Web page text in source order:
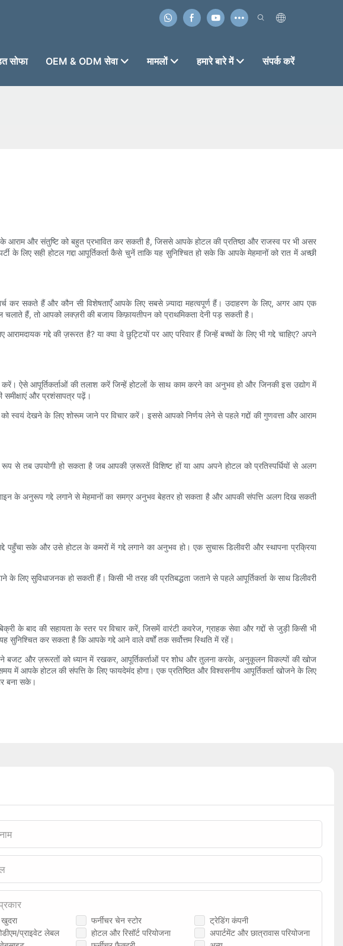
सोफा OEM & ODM सेवा मामलों हमारे बारे में संपर्क करें
के आराम और संतुष्टि को बहुत प्रभावित कर सकती है, जिससे आपके होटल की प्रतिष्ठा और राजस्व पर भी असर
के लिए सही होटल गद्दा आपूर्तिकर्ता कैसे चुनें ताकि यह सुनिश्चित हो सके कि आपके मेहमानों को रात में अच्छी
कर सकते हैं और कौन सी विशेषताएँ आपके लिए सबसे ज़्यादा महत्वपूर्ण हैं। उदाहरण के लिए, अगर आप एक
हैं, तो आपको लक्ज़री की बजाय किफ़ायतीपन को प्राथमिकता देनी पड़ सकती है।
गद्दे की ज़रूरत है? या क्या वे छुट्टियों पर आए परिवार हैं जिन्हें बच्चों के लिए भी गद्दे चाहिए? अपने
आपूर्तिकर्ताओं की तलाश करें जिन्हें होटलों के साथ काम करने का अनुभव हो और जिनकी इस उद्योग में
समीक्षाएं और प्रशंसापत्र पढ़ें।
को स्वयं देखने के लिए शोरूम जाने पर विचार करें। इससे आपको निर्णय लेने से पहले गद्दों की गुणवत्ता और आराम
से तब उपयोगी हो सकता है जब आपकी ज़रूरतें विशिष्ट हों या आप अपने होटल को प्रतिस्पर्धियों से अलग
अनुरूप गद्दे लगाने से मेहमानों का समग्र अनुभव बेहतर हो सकता है और आपकी संपत्ति अलग दिख सकती
पहुँचा सके और उसे होटल के कमरों में गद्दे लगाने का अनुभव हो। एक सुचारू डिलीवरी और स्थापना प्रक्रिया
के लिए सुविधाजनक हो सकती हैं। किसी भी तरह की प्रतिबद्धता जताने से पहले आपूर्तिकर्ता के साथ डिलीवरी
के बाद की सहायता के स्तर पर विचार करें, जिसमें वारंटी कवरेज, ग्राहक सेवा और गद्दों से जुड़ी किसी भी
सुनिश्चित कर सकता है कि आपके गद्दे आने वाले वर्षों तक सर्वोत्तम स्थिति में रहें।
बजट और ज़रूरतों को ध्यान में रखकर, आपूर्तिकर्ताओं पर शोध और तुलना करके, अनुकूलन विकल्पों की खोज
होटल की संपत्ति के लिए फायदेमंद होगा। एक प्रतिष्ठित और विश्वसनीय आपूर्तिकर्ता खोजने के लिए
बना सके।
फर्नीचर चेन स्टोर
ट्रेडिंग कंपनी
प्राइवेट लेबल
होटल और रिसॉर्ट परियोजना
अपार्टमेंट और छात्रावास परियोजना